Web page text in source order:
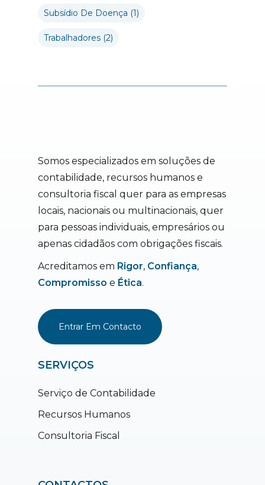
Subsídio De Doença (1)
Trabalhadores (2)
Somos especializados em soluções de
contabilidade, recursos humanos e
consultoria fiscal quer para as empresas
locais, nacionais ou multinacionais, quer
para pessoas individuais, empresários ou
apenas cidadãos com obrigações fiscais.
Acreditamos em Rigor, Confiança,
Compromisso e Ética.
Entrar Em Contacto
SERVIÇOS
Serviço de Contabilidade
Recursos Humanos
Consultoria Fiscal